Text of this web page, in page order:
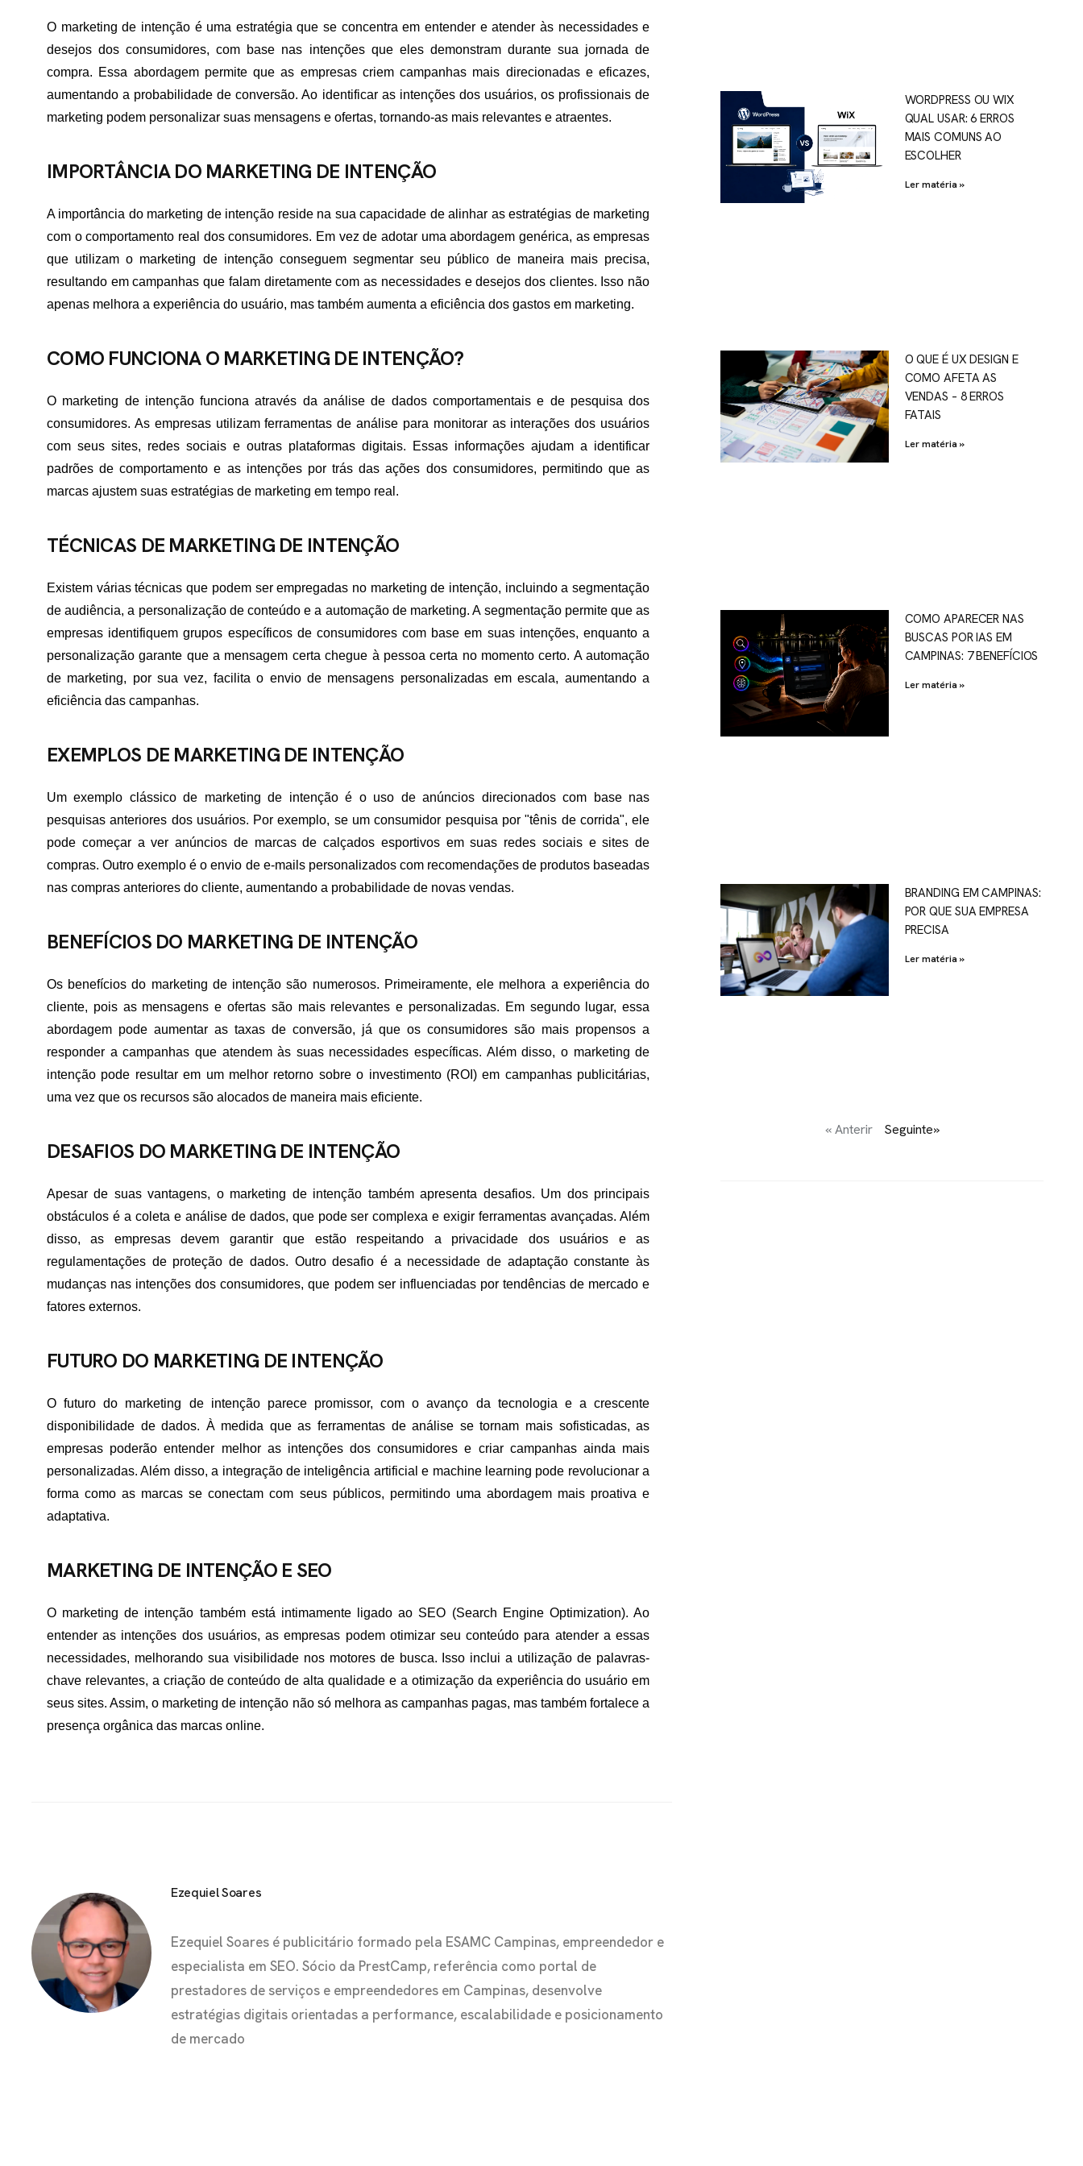
ATENDIDAS
NÓS
FALE CONOSCO
contato@eamidiadigital.com.br
O marketing de intenção é uma estratégia que se concentra em entender e atender às necessidades e
desejos dos consumidores, com base nas intenções que eles demonstram durante sua jornada de
compra. Essa abordagem permite que as empresas criem campanhas mais direcionadas e eficazes,
aumentando a probabilidade de conversão. Ao identificar as intenções dos usuários, os profissionais de
marketing podem personalizar suas mensagens e ofertas, tornando-as mais relevantes e atraentes.
IMPORTÂNCIA DO MARKETING DE INTENÇÃO
A importância do marketing de intenção reside na sua capacidade de alinhar as estratégias de marketing
com o comportamento real dos consumidores. Em vez de adotar uma abordagem genérica, as empresas
que utilizam o marketing de intenção conseguem segmentar seu público de maneira mais precisa,
resultando em campanhas que falam diretamente com as necessidades e desejos dos clientes. Isso não
apenas melhora a experiência do usuário, mas também aumenta a eficiência dos gastos em marketing.
COMO FUNCIONA O MARKETING DE INTENÇÃO?
O marketing de intenção funciona através da análise de dados comportamentais e de pesquisa dos
consumidores. As empresas utilizam ferramentas de análise para monitorar as interações dos usuários
com seus sites, redes sociais e outras plataformas digitais. Essas informações ajudam a identificar
padrões de comportamento e as intenções por trás das ações dos consumidores, permitindo que as
marcas ajustem suas estratégias de marketing em tempo real.
TÉCNICAS DE MARKETING DE INTENÇÃO
Existem várias técnicas que podem ser empregadas no marketing de intenção, incluindo a segmentação
de audiência, a personalização de conteúdo e a automação de marketing. A segmentação permite que as
empresas identifiquem grupos específicos de consumidores com base em suas intenções, enquanto a
personalização garante que a mensagem certa chegue à pessoa certa no momento certo. A automação
de marketing, por sua vez, facilita o envio de mensagens personalizadas em escala, aumentando a
eficiência das campanhas.
EXEMPLOS DE MARKETING DE INTENÇÃO
Um exemplo clássico de marketing de intenção é o uso de anúncios direcionados com base nas
pesquisas anteriores dos usuários. Por exemplo, se um consumidor pesquisa por "tênis de corrida", ele
pode começar a ver anúncios de marcas de calçados esportivos em suas redes sociais e sites de
compras. Outro exemplo é o envio de e-mails personalizados com recomendações de produtos baseadas
nas compras anteriores do cliente, aumentando a probabilidade de novas vendas.
BENEFÍCIOS DO MARKETING DE INTENÇÃO
Os benefícios do marketing de intenção são numerosos. Primeiramente, ele melhora a experiência do
cliente, pois as mensagens e ofertas são mais relevantes e personalizadas. Em segundo lugar, essa
abordagem pode aumentar as taxas de conversão, já que os consumidores são mais propensos a
responder a campanhas que atendem às suas necessidades específicas. Além disso, o marketing de
intenção pode resultar em um melhor retorno sobre o investimento (ROI) em campanhas publicitárias,
uma vez que os recursos são alocados de maneira mais eficiente.
DESAFIOS DO MARKETING DE INTENÇÃO
Apesar de suas vantagens, o marketing de intenção também apresenta desafios. Um dos principais
obstáculos é a coleta e análise de dados, que pode ser complexa e exigir ferramentas avançadas. Além
disso, as empresas devem garantir que estão respeitando a privacidade dos usuários e as
regulamentações de proteção de dados. Outro desafio é a necessidade de adaptação constante às
mudanças nas intenções dos consumidores, que podem ser influenciadas por tendências de mercado e
fatores externos.
FUTURO DO MARKETING DE INTENÇÃO
O futuro do marketing de intenção parece promissor, com o avanço da tecnologia e a crescente
disponibilidade de dados. À medida que as ferramentas de análise se tornam mais sofisticadas, as
empresas poderão entender melhor as intenções dos consumidores e criar campanhas ainda mais
personalizadas. Além disso, a integração de inteligência artificial e machine learning pode revolucionar a
forma como as marcas se conectam com seus públicos, permitindo uma abordagem mais proativa e
adaptativa.
MARKETING DE INTENÇÃO E SEO
O marketing de intenção também está intimamente ligado ao SEO (Search Engine Optimization). Ao
entender as intenções dos usuários, as empresas podem otimizar seu conteúdo para atender a essas
necessidades, melhorando sua visibilidade nos motores de busca. Isso inclui a utilização de palavras-
chave relevantes, a criação de conteúdo de alta qualidade e a otimização da experiência do usuário em
seus sites. Assim, o marketing de intenção não só melhora as campanhas pagas, mas também fortalece a
presença orgânica das marcas online.
Ezequiel Soares
Ezequiel Soares é publicitário formado pela ESAMC Campinas, empreendedor e
especialista em SEO. Sócio da PrestCamp, referência como portal de
prestadores de serviços e empreendedores em Campinas, desenvolve
estratégias digitais orientadas a performance, escalabilidade e posicionamento
de mercado
WORDPRESS OU WIX
QUAL USAR: 6 ERROS
MAIS COMUNS AO
ESCOLHER
Ler matéria »
O QUE É UX DESIGN E
COMO AFETA AS
VENDAS – 8 ERROS
FATAIS
Ler matéria »
COMO APARECER NAS
BUSCAS POR IAS EM
CAMPINAS: 7 BENEFÍCIOS
Ler matéria »
BRANDING EM CAMPINAS:
POR QUE SUA EMPRESA
PRECISA
Ler matéria »
« Anterir Seguinte»